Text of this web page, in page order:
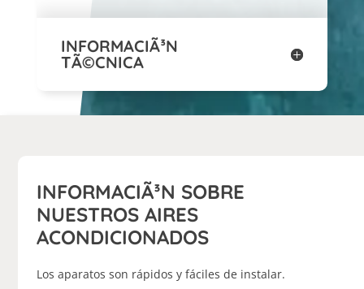
INFORMACIÃ³N
TÃ©CNICA
INFORMACIÃ³N SOBRE
NUESTROS AIRES
ACONDICIONADOS
Los aparatos son rápidos y fáciles de instalar.